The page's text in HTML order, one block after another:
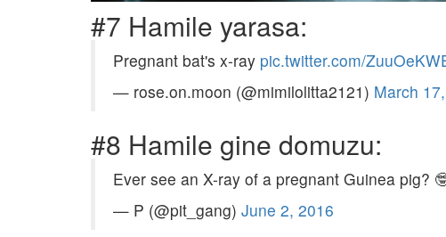
#7 Hamile yarasa:
Pregnant bat's x-ray pic.twitter.com/
— rose.on.moon (@mimilolitta2121) March
#8 Hamile gine domuzu:
Ever see an X-ray of a pregnant Guinea pig?
— ️️️P (@pit_gang) June 2, 2016